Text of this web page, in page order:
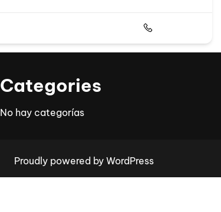
Categories
No hay categorías
Proudly powered by WordPress